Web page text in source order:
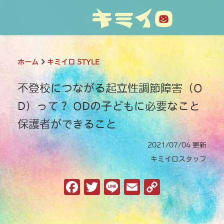
ホーム キミイロ STYLE
不登校につながる起立性調節障害（O
D）って？ ODの子どもに必要なこと
保護者ができること
2021/07/04 更新
キミイロスタッフ
F
c
T
w
it
Li
n
e
E
m
ai
C
o
p